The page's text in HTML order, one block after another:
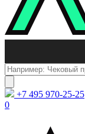
Поиск
товаров
+7 495 970-25-25
0